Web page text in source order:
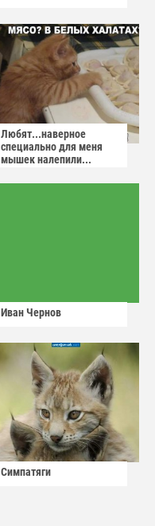
Любят...наверное
специально для меня
мышек налепили...
Иван Чернов
Симпатяги